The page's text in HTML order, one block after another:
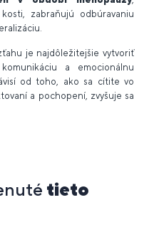
zabraňujú odbúravaniu
je najdôležitejšie vytvoriť
a emocionálnu
od toho, ako sa cítite vo
a pochopení, zvyšuje sa
tieto